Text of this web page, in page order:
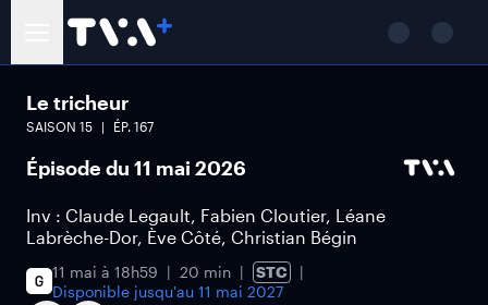
Le tricheur
SAISON 15 ÉP. 167
Épisode du 11 mai 2026
Inv : Claude Legault, Fabien Cloutier, Léane
Labrèche-Dor, Ève Côté, Christian Bégin
11 mai à 18h59 20 min
STC
Disponible jusqu'au 11 mai 2027